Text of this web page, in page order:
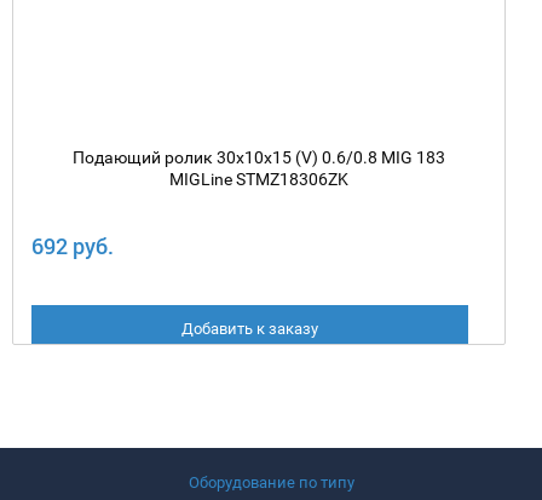
Подающий ролик 30х10х15 (V) 0.6/0.8 MIG 183
MIGLine STMZ18306ZK
692 руб.
Добавить к заказу
Оборудование по типу